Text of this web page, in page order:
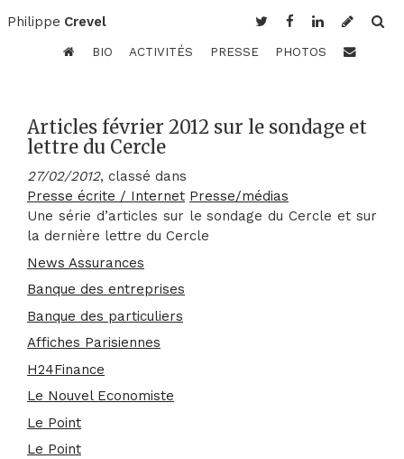
Philippe Crevel
BIO ACTIVITÉS PRESSE PHOTOS
Articles février 2012 sur le sondage et
lettre du Cercle
27/02/2012, classé dans
Presse écrite / Internet Presse/médias
Une série d’articles sur le sondage du Cercle et sur
la dernière lettre du Cercle
News Assurances
Banque des entreprises
Banque des particuliers
Affiches Parisiennes
H24Finance
Le Nouvel Economiste
Le Point
Le Point